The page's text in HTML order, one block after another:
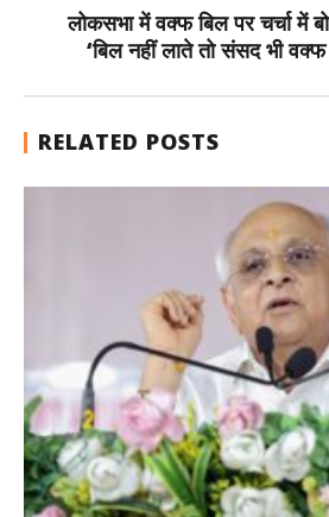
लोकसभा में वक्फ बिल पर चर्चा में
‘बिल नहीं लाते तो संसद भी वक्फ
RELATED POSTS